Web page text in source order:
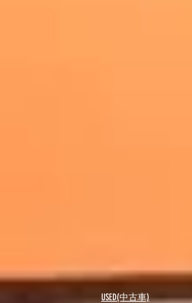
USED(中古車)